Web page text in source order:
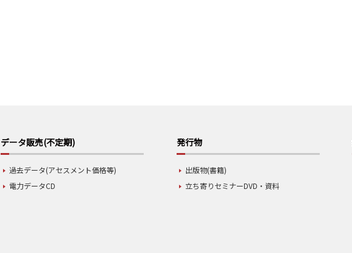
データ販売(不定期)
過去データ(アセスメント価格等)
電力データCD
発行物
出版物(書籍)
立ち寄りセミナーDVD・資料